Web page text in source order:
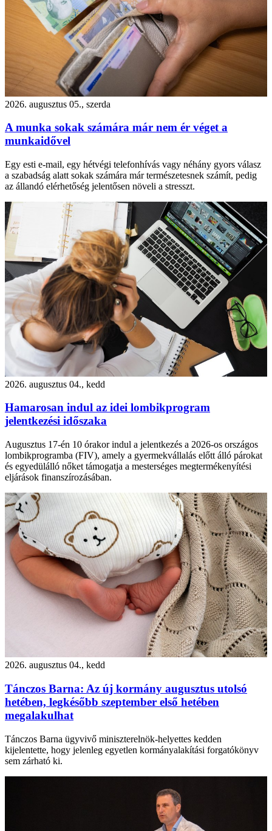
2026. augusztus 05., szerda
A munka sokak számára már nem ér véget a
munkaidővel
Egy esti e-mail, egy hétvégi telefonhívás vagy néhány gyors válasz
a szabadság alatt sokak számára már természetesnek számít, pedig
az állandó elérhetőség jelentősen növeli a stresszt.
2026. augusztus 04., kedd
Hamarosan indul az idei lombikprogram
jelentkezési időszaka
Augusztus 17-én 10 órakor indul a jelentkezés a 2026-os országos
lombikprogramba (FIV), amely a gyermekvállalás előtt álló párokat
és egyedülálló nőket támogatja a mesterséges megtermékenyítési
eljárások finanszírozásában.
2026. augusztus 04., kedd
Tánczos Barna: Az új kormány augusztus utolsó
hetében, legkésőbb szeptember első hetében
megalakulhat
Tánczos Barna ügyvivő miniszterelnök-helyettes kedden
kijelentette, hogy jelenleg egyetlen kormányalakítási forgatókönyv
sem zárható ki.